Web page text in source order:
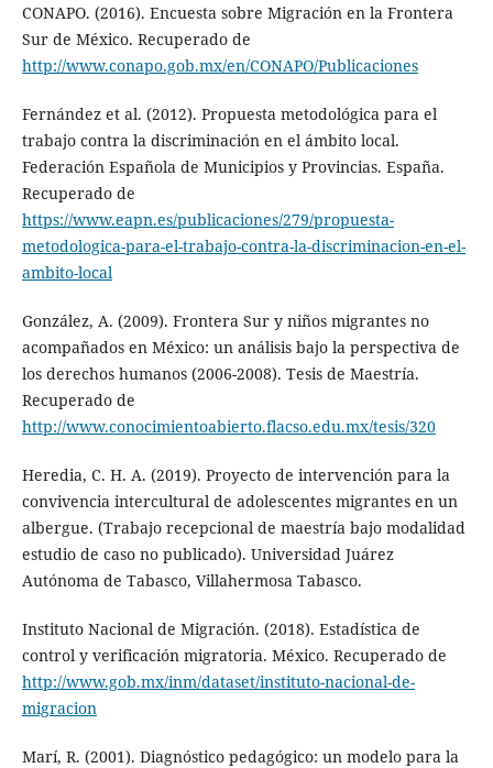
CONAPO. (2016). Encuesta sobre Migración en la Frontera
Sur de México. Recuperado de
http://www.conapo.gob.mx/en/CONAPO/Publicaciones
Fernández et al. (2012). Propuesta metodológica para el
trabajo contra la discriminación en el ámbito local.
Federación Española de Municipios y Provincias. España.
Recuperado de
https://www.eapn.es/publicaciones/279/propuesta-
metodologica-para-el-trabajo-contra-la-discriminacion-en-el-
ambito-local
González, A. (2009). Frontera Sur y niños migrantes no
acompañados en México: un análisis bajo la perspectiva de
los derechos humanos (2006-2008). Tesis de Maestría.
Recuperado de
http://www.conocimientoabierto.flacso.edu.mx/tesis/320
Heredia, C. H. A. (2019). Proyecto de intervención para la
convivencia intercultural de adolescentes migrantes en un
albergue. (Trabajo recepcional de maestría bajo modalidad
estudio de caso no publicado). Universidad Juárez
Autónoma de Tabasco, Villahermosa Tabasco.
Instituto Nacional de Migración. (2018). Estadística de
control y verificación migratoria. México. Recuperado de
http://www.gob.mx/inm/dataset/instituto-nacional-de-
migracion
Marí, R. (2001). Diagnóstico pedagógico: un modelo para la